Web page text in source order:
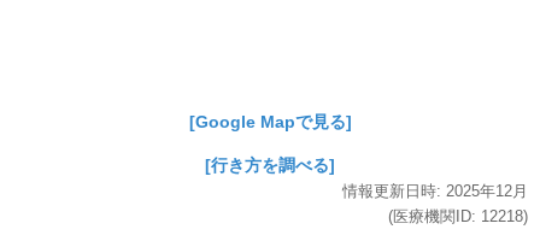
[Google Mapで見る]
[行き方を調べる]
情報更新日時: 2025年12月
(医療機関ID: 12218)